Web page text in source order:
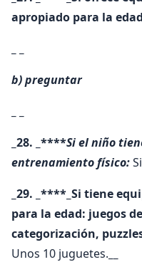
apropiado para la edad:
b) preguntar
_28. _****Si el niño
entrenamiento físico:
_29. _****_Si tiene
para la edad: juegos
categorización,
Unos 10 juguetes.